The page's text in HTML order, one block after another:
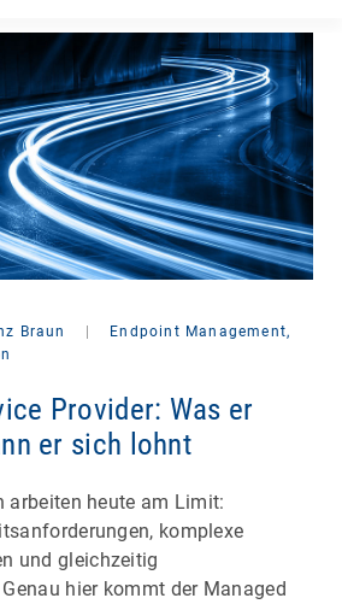
Braun
Endpoint Management,
Provider: Was er
er sich lohnt
arbeiten heute am Limit:
komplexe
und gleichzeitig
hier kommt der Managed